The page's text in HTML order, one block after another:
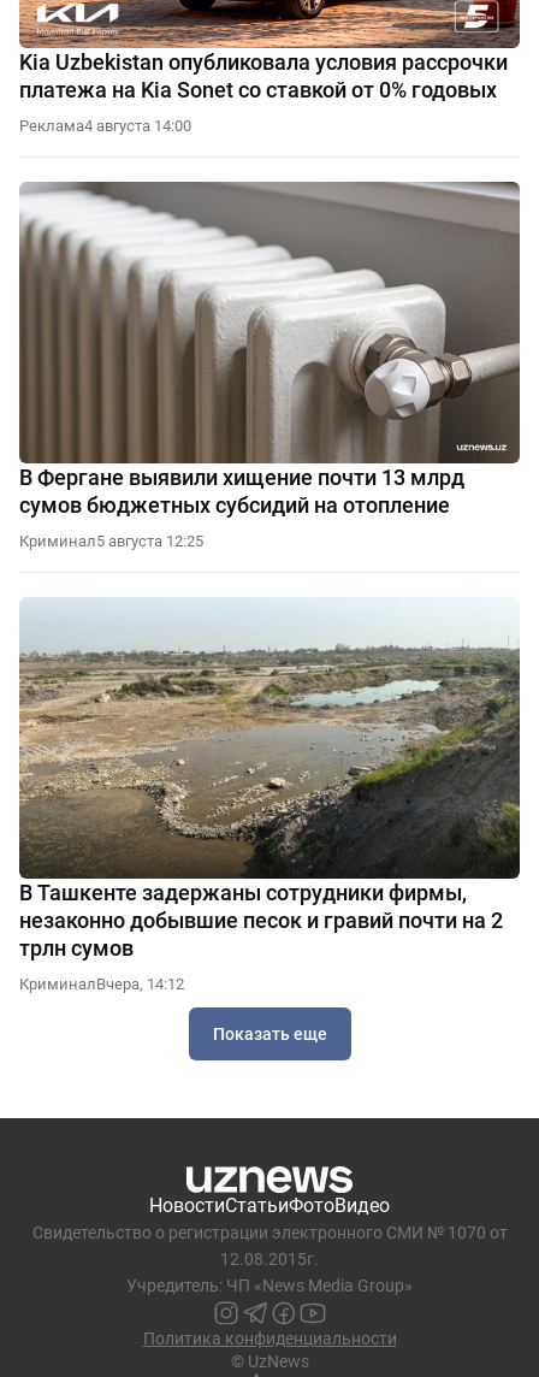
Kia Uzbekistan опубликовала условия рассрочки
платежа на Kia Sonet со ставкой от 0% годовых
Реклама4 августа 14:00
В Фергане выявили хищение почти 13 млрд
сумов бюджетных субсидий на отопление
Криминал5 августа 12:25
В Ташкенте задержаны сотрудники фирмы,
незаконно добывшие песок и гравий почти на 2
трлн сумов
КриминалВчера, 14:12
Показать еще
НовостиСтатьиФотоВидео
Свидетельство о регистрации электронного СМИ № 1070 от
12.08.2015г.
Учредитель: ЧП «News Media Group»
Политика конфиденциальности
© UzNews